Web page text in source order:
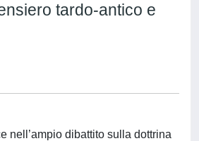
tardo-antico e
nell’ampio dibattito sulla dottrina